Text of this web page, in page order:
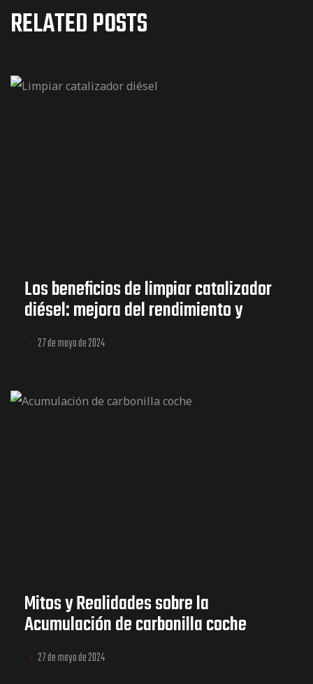
RELATED POSTS
Los beneficios de limpiar catalizador
diésel: mejora del rendimiento y
eficiencia del combustible
27 de mayo de 2024
Mitos y Realidades sobre la
Acumulación de carbonilla coche
27 de mayo de 2024